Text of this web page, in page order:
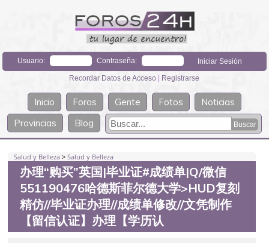
Usuario: Contraseña:
Recordar Datos de Acceso | Registrarse
Inicio Foros Gente Fotos
Noticias
Provincias
Blog
Salud y Belleza >Salud y Belleza
办理“购买”英国|毕业证#成绩单|Q/微信
551190476哈德斯菲尔德大学>HUD复刻
精仿//毕业证办理//成绩单修改//文凭制作
【留信认证】办理【学历认